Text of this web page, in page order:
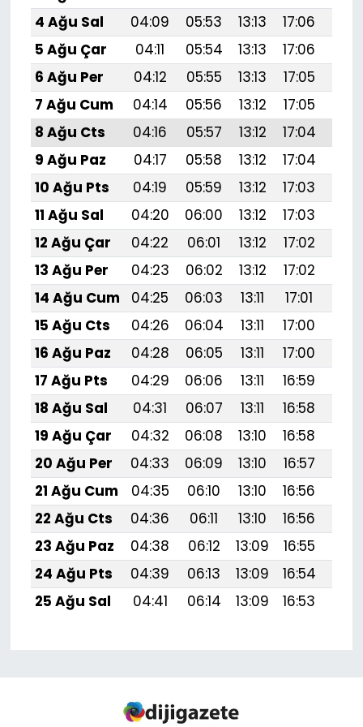
4 Ağu Sal
04:09 05:53 13:13 17:06
5 Ağu Çar
04:11 05:54 13:13 17:06
6 Ağu Per
04:12 05:55 13:13 17:05
7 Ağu Cum
04:14 05:56 13:12 17:05
8 Ağu Cts
04:16 05:57 13:12 17:04
9 Ağu Paz
04:17 05:58 13:12 17:04
10 Ağu Pts
04:19 05:59 13:12 17:03
11 Ağu Sal
04:20 06:00 13:12 17:03
12 Ağu Çar
04:22 06:01 13:12 17:02
13 Ağu Per
04:23 06:02 13:12 17:02
14 Ağu Cum
04:25 06:03 13:11 17:01
15 Ağu Cts
04:26 06:04 13:11 17:00
16 Ağu Paz
04:28 06:05 13:11 17:00
17 Ağu Pts
04:29 06:06 13:11 16:59
18 Ağu Sal
04:31 06:07 13:11 16:58
19 Ağu Çar
04:32 06:08 13:10 16:58
20 Ağu Per
04:33 06:09 13:10 16:57
21 Ağu Cum
04:35 06:10 13:10 16:56
22 Ağu Cts
04:36 06:11 13:10 16:56
23 Ağu Paz
04:38 06:12 13:09 16:55
24 Ağu Pts
04:39 06:13 13:09 16:54
25 Ağu Sal
04:41 06:14 13:09 16:53